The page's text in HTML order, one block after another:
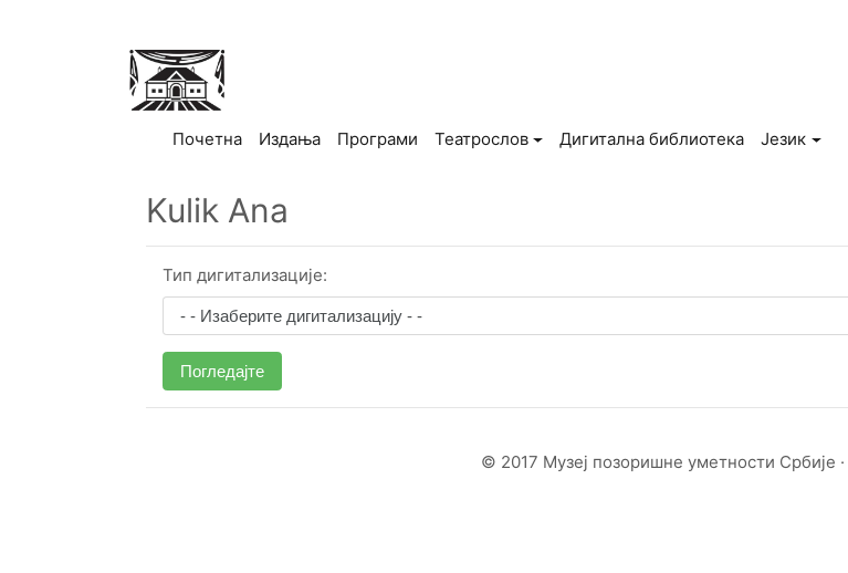
Почетна(current)
Издања Програми Театрослов Дигитална библиотека Језик
Kulik Ana
Тип дигитализације:
Погледајте
© 2017 Музеј позоришне уметности Србије ·